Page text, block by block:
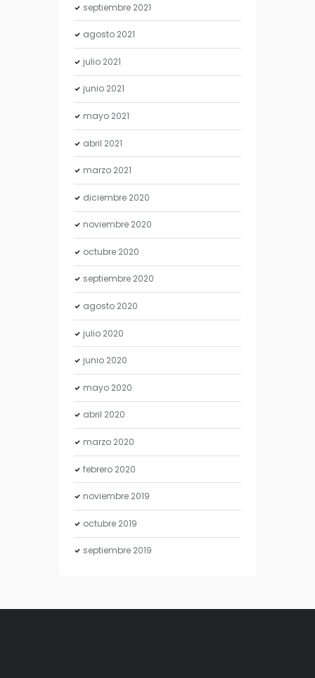
septiembre 2021
agosto 2021
julio 2021
junio 2021
mayo 2021
abril 2021
marzo 2021
diciembre 2020
noviembre 2020
octubre 2020
septiembre 2020
agosto 2020
julio 2020
junio 2020
mayo 2020
abril 2020
marzo 2020
febrero 2020
noviembre 2019
octubre 2019
septiembre 2019